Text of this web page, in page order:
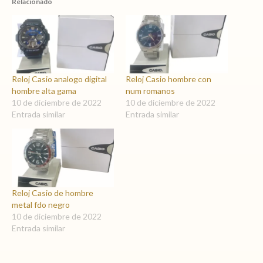
Reloj Casio analogo digital
hombre alta gama
10 de diciembre de 2022
Entrada similar
Reloj Casio hombre con
num romanos
10 de diciembre de 2022
Entrada similar
Reloj Casio de hombre
metal fdo negro
10 de diciembre de 2022
Entrada similar